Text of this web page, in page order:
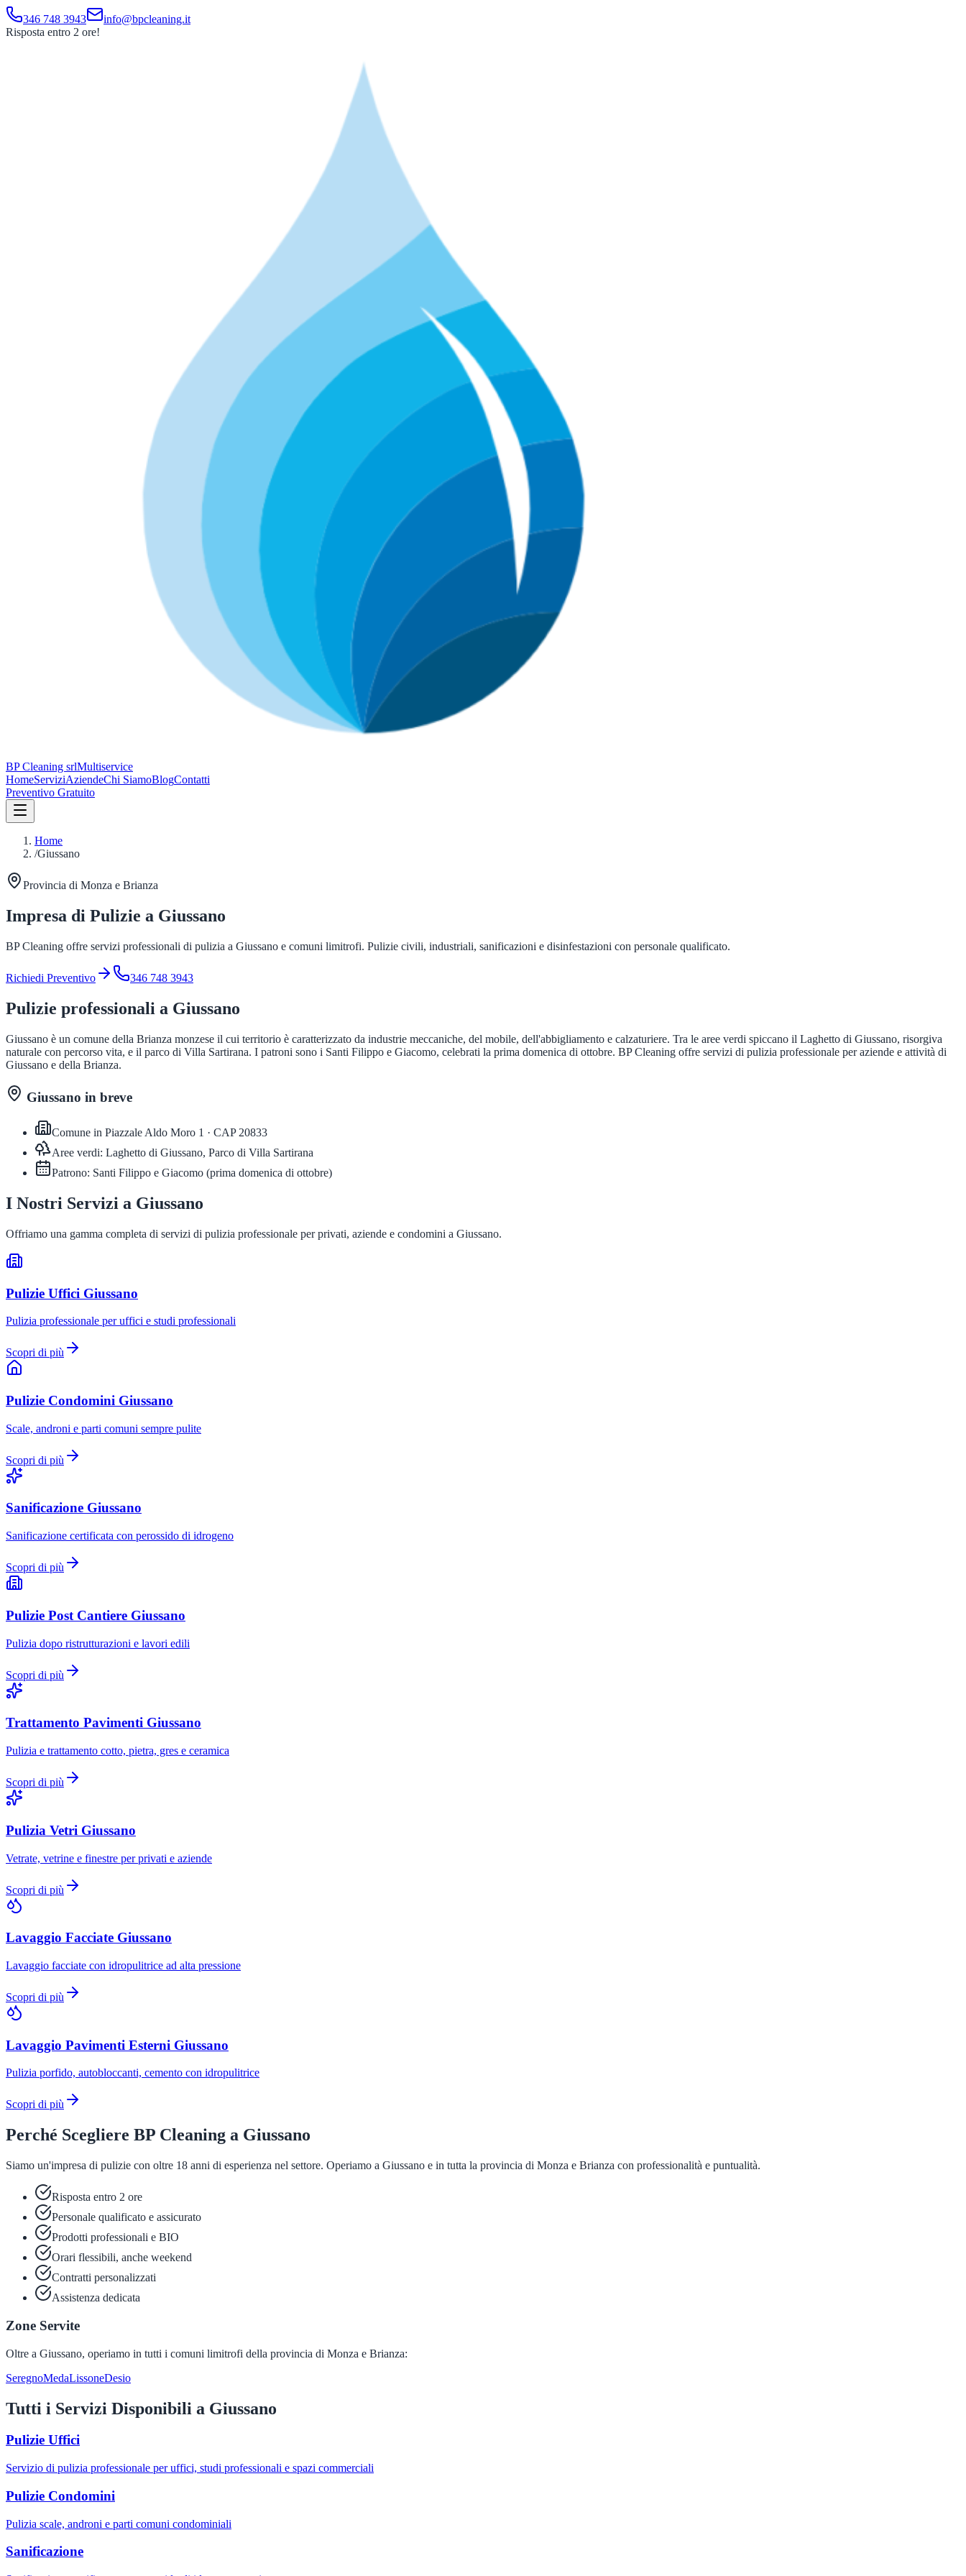
346 748 3943
info@bpcleaning.it
Risposta entro 2 ore!
BP Cleaning srlMultiservice
HomeServiziAziendeChi SiamoBlogContatti
Preventivo Gratuito
Home
/Giussano
Provincia di Monza e Brianza
Impresa di Pulizie a Giussano
BP Cleaning offre servizi professionali di pulizia a Giussano e comuni limitrofi. Pulizie civili, industriali, sanificazioni e disinfestazioni con personale qualificato.
Richiedi Preventivo 346 748 3943
Pulizie professionali a Giussano
Giussano è un comune della Brianza monzese il cui territorio è caratterizzato da industrie meccaniche, del mobile, dell'abbigliamento e calzaturiere. Tra le aree verdi spiccano il Laghetto di Giussano, risorgiva
naturale con percorso vita, e il parco di Villa Sartirana. I patroni sono i Santi Filippo e Giacomo, celebrati la prima domenica di ottobre. BP Cleaning offre servizi di pulizia professionale per aziende e attività di
Giussano e della Brianza.
Giussano in breve
Comune in Piazzale Aldo Moro 1 · CAP 20833
Aree verdi: Laghetto di Giussano, Parco di Villa Sartirana
Patrono: Santi Filippo e Giacomo (prima domenica di ottobre)
I Nostri Servizi a Giussano
Offriamo una gamma completa di servizi di pulizia professionale per privati, aziende e condomini a Giussano.
Pulizie Uffici Giussano
Pulizia professionale per uffici e studi professionali
Scopri di più
Pulizie Condomini Giussano
Scale, androni e parti comuni sempre pulite
Scopri di più
Sanificazione Giussano
Sanificazione certificata con perossido di idrogeno
Scopri di più
Pulizie Post Cantiere Giussano
Pulizia dopo ristrutturazioni e lavori edili
Scopri di più
Trattamento Pavimenti Giussano
Pulizia e trattamento cotto, pietra, gres e ceramica
Scopri di più
Pulizia Vetri Giussano
Vetrate, vetrine e finestre per privati e aziende
Scopri di più
Lavaggio Facciate Giussano
Lavaggio facciate con idropulitrice ad alta pressione
Scopri di più
Lavaggio Pavimenti Esterni Giussano
Pulizia porfido, autobloccanti, cemento con idropulitrice
Scopri di più
Perché Scegliere BP Cleaning a Giussano
Siamo un'impresa di pulizie con oltre 18 anni di esperienza nel settore. Operiamo a Giussano e in tutta la provincia di Monza e Brianza con professionalità e puntualità.
Risposta entro 2 ore
Personale qualificato e assicurato
Prodotti professionali e BIO
Orari flessibili, anche weekend
Contratti personalizzati
Assistenza dedicata
Zone Servite
Oltre a Giussano, operiamo in tutti i comuni limitrofi della provincia di Monza e Brianza:
SeregnoMedaLissoneDesio
Tutti i Servizi Disponibili a Giussano
Pulizie Uffici
Servizio di pulizia professionale per uffici, studi professionali e spazi commerciali
Pulizie Condomini
Pulizia scale, androni e parti comuni condominiali
Sanificazione